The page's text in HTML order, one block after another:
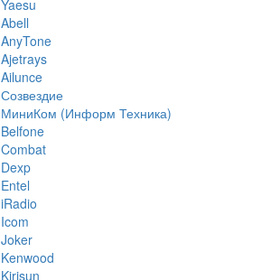
Yaesu
Abell
AnyTone
Ajetrays
Ailunce
Созвездие
МиниКом (Информ Техника)
Belfone
Combat
Dexp
Entel
iRadio
Icom
Joker
Kenwood
Kirisun